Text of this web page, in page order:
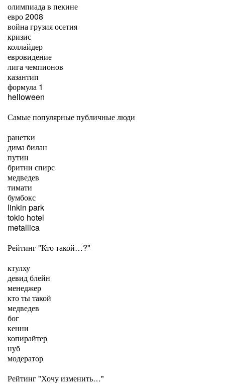
олимпиада в пекине
евро 2008
война грузия осетия
кризис
коллайдер
евровидение
лига чемпионов
казантип
формула 1
helloween
Самые популярные публичные люди
ранетки
дима билан
путин
бритни спирс
медведев
тимати
бумбокс
linkin park
tokio hotel
metallica
Рейтинг "Кто такой…?"
ктулху
девид блейн
менеджер
кто ты такой
медведев
бог
кенни
копирайтер
нуб
модератор
Рейтинг "Хочу изменить…"